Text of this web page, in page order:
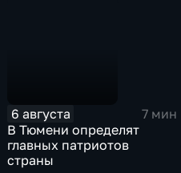
6 августа
7 мин
В Тюмени определят
главных патриотов
страны